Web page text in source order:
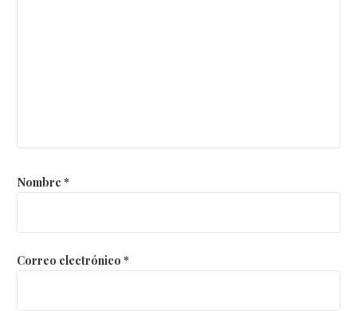
Nombre *
Correo electrónico *